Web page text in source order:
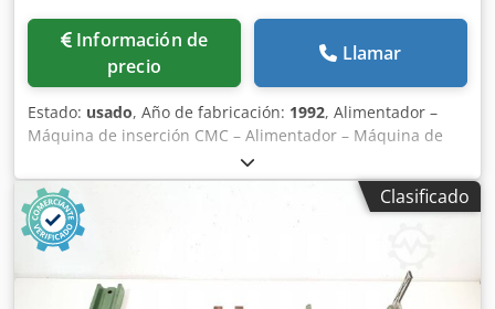
Información de
precio
Llamar
Estado: usado, Año de fabricación: 1992, Alimentador –
Máquina de inserción CMC – Alimentador – Máquina de
inserción CMC RITMICA Universal H-200, año 1992 –
Número de serie: H-200 2 alimentadores para máquina de
inserción CMC Inspección en vídeo en línea mediante
Skype Dsdpfx Ahoh Ax Snjpowa Nos complacería mucho
recibir su visita; tenemos más máquinas en stock.
Disponible de inmediato; se puede inspeccionar. En stock
en Emskirchen/Nuremberg; se puede probar.
Clasificado